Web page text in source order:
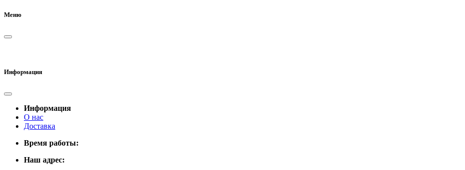
Меню
Информация
Информация
О нас
Доставка
Время работы:
Наш адрес: